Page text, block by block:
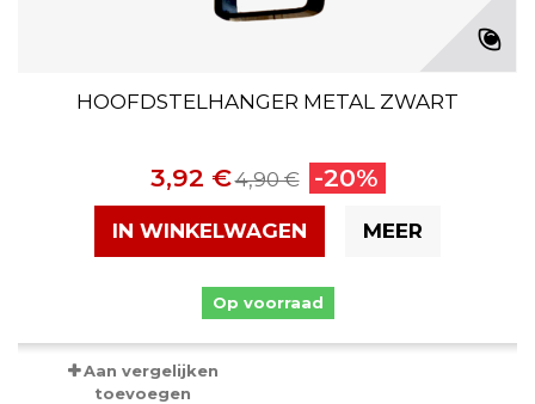
HOOFDSTELHANGER METAL ZWART
3,92 €4,90 € -20%
IN WINKELWAGEN MEER
Op voorraad
Aan vergelijken
toevoegen